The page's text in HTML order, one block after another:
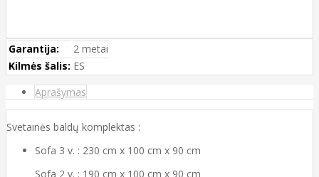
Garantija:
2 metai
Kilmės šalis: ES
Aprašymas
Svetainės baldų komplektas :
Sofa 3 v. : 230 cm x 100 cm x 90 cm
Sofa 2 v. : 190 cm x 100 cm x 90 cm